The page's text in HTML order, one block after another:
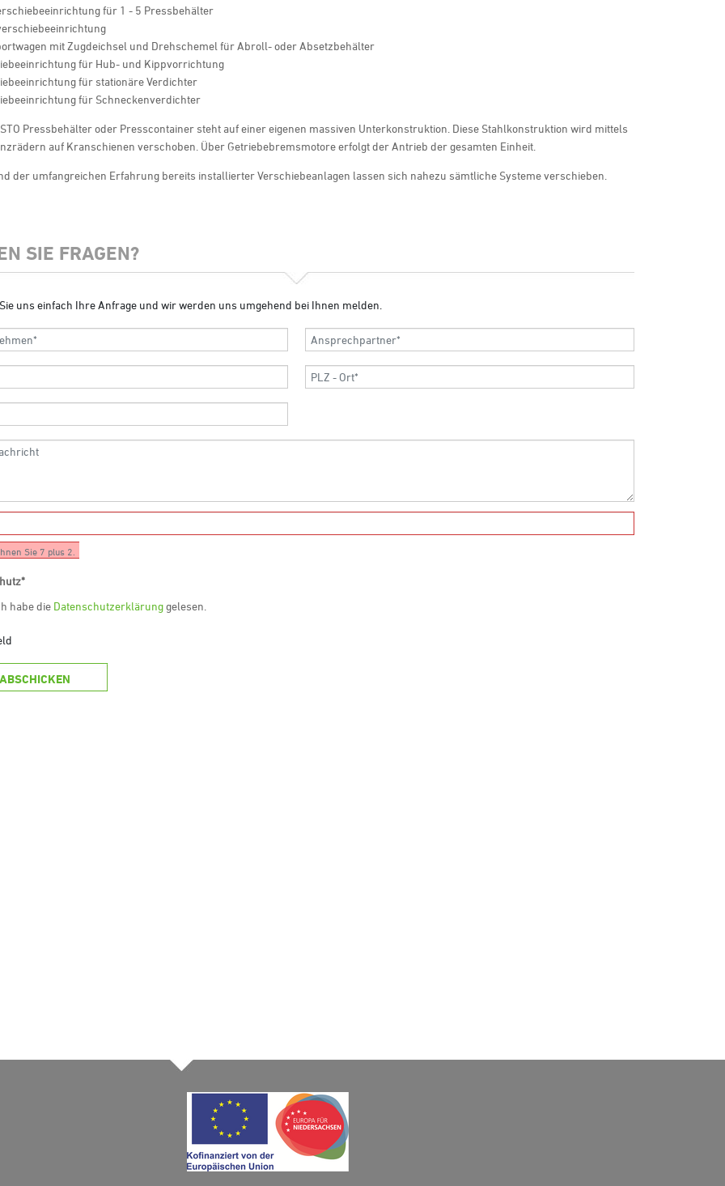
für 1 - 5 Pressbehälter
mit Zugdeichsel und Drehschemel für Abroll- oder Absetzbehälter
für Hub- und Kippvorrichtung
für stationäre Verdichter
für Schneckenverdichter
Pressbehälter oder Presscontainer steht auf einer eigenen massiven Unterkonstruktion. Diese Stahlkonstruktion wird mittels
auf Kranschienen verschoben. Über Getriebebremsmotore erfolgt der Antrieb der gesamten Einheit.
der umfangreichen Erfahrung bereits installierter Verschiebeanlagen lassen sich nahezu sämtliche Systeme verschieben.
SIE FRAGEN?
uns einfach Ihre Anfrage und wir werden uns umgehend bei Ihnen melden.
Sie 7 plus 2.
*
habe die Datenschutzerklärunggelesen.
ABSCHICKEN